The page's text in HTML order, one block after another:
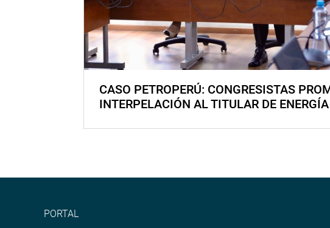
CASO PETROPERÚ: CONGRESISTAS
INTERPELACIÓN AL TITULAR DE
PORTAL